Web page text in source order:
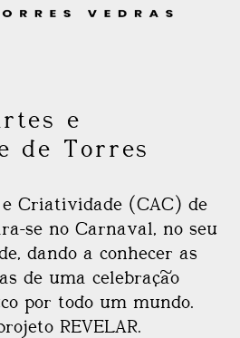
e
de Torres
Criatividade (CAC) de
se no Carnaval, no seu
dando a conhecer as
de uma celebração
por todo um mundo.
REVELAR.